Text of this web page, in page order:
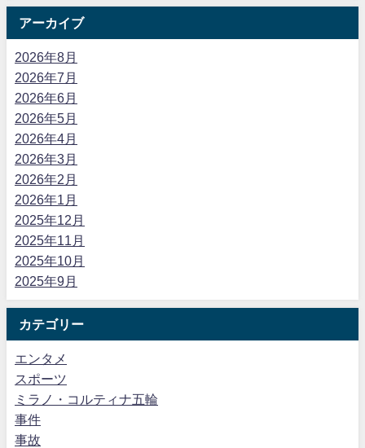
アーカイブ
2026年8月
2026年7月
2026年6月
2026年5月
2026年4月
2026年3月
2026年2月
2026年1月
2025年12月
2025年11月
2025年10月
2025年9月
カテゴリー
エンタメ
スポーツ
ミラノ・コルティナ五輪
事件
事故